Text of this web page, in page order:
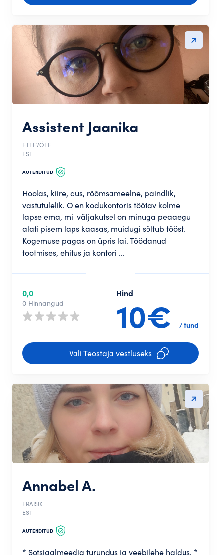
Assistent Jaanika
ETTEVÕTE
EST
AUTENDITUD
Hoolas, kiire, aus, rõõmsameelne, paindlik,
vastutulelik. Olen kodukontoris töötav kolme
lapse ema, mil väljakutsel on minuga peaaegu
alati pisem laps kaasas, muidugi sõltub tööst.
Kogemuse pagas on üpris lai. Töödanud
tootmises, ehitus ja kontori ...
Vali Teostaja vestluseks
Hind
10€ / tund
0,0
0 Hinnangud
Annabel A.
ERAISIK
EST
AUTENDITUD
* Sotsiaalmeedia turundus ja veebilehe haldus. *